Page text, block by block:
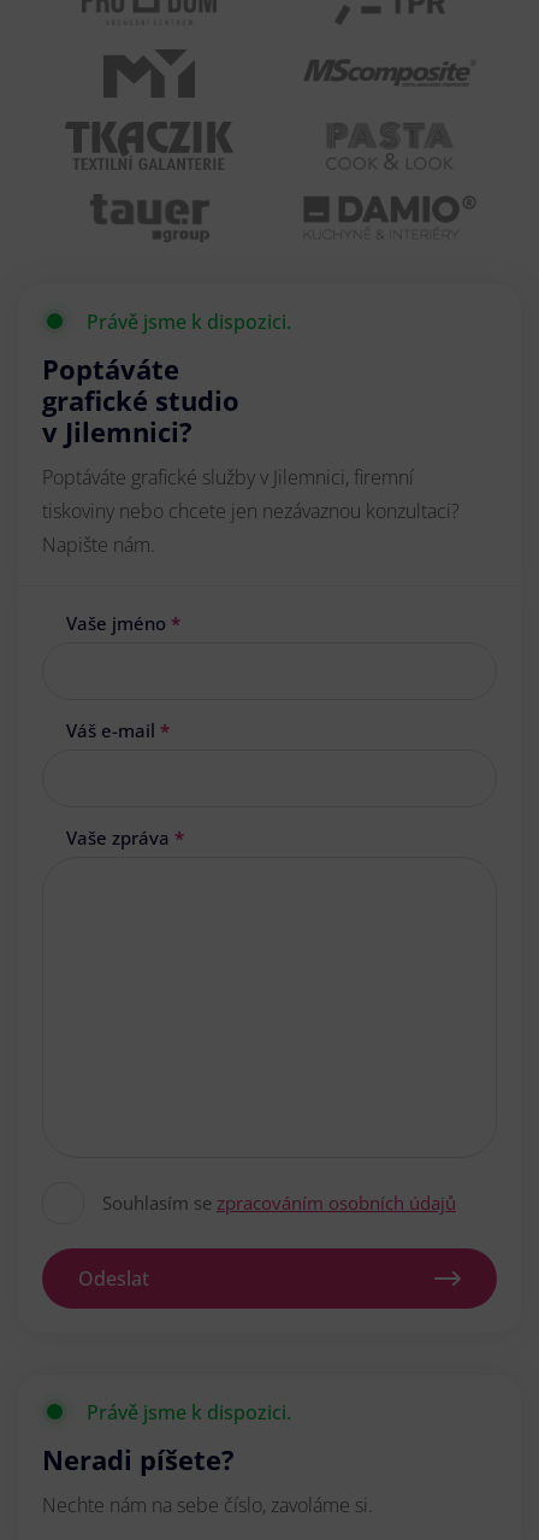
Právě jsme k dispozici.
Poptáváte
grafické studio
v Jilemnici?
Poptáváte grafické služby v Jilemnici, firemní
tiskoviny nebo chcete jen nezávaznou konzultaci?
Napište nám.
Vaše jméno *
Váš e-mail *
Vaše zpráva *
Souhlasím se zpracováním osobních údajů
Odeslat
Právě jsme k dispozici.
Neradi píšete?
Nechte nám na sebe číslo, zavoláme si.